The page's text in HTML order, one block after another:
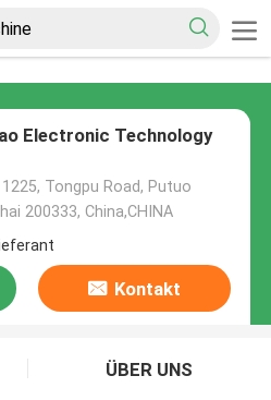
Electronic Technology
1225, Tongpu Road, Putuo
200333, China,CHINA
Kontakt
ÜBER UNS